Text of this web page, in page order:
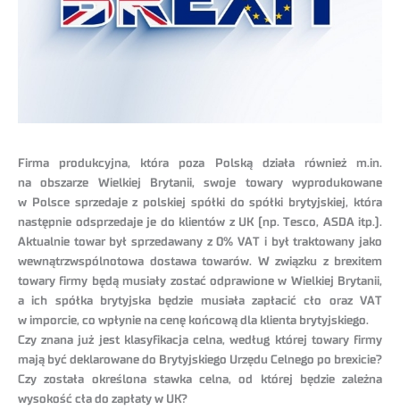
Firma produkcyjna, która poza Polską działa również m.in.
na obszarze Wielkiej Brytanii, swoje towary wyprodukowane
w Polsce sprzedaje z polskiej spółki do spółki brytyjskiej, która
następnie odsprzedaje je do klientów z UK (np. Tesco, ASDA itp.).
Aktualnie towar był sprzedawany z 0% VAT i był traktowany jako
wewnątrzwspólnotowa dostawa towarów. W związku z brexitem
towary firmy będą musiały zostać odprawione w Wielkiej Brytanii,
a ich spółka brytyjska będzie musiała zapłacić cło oraz VAT
w imporcie, co wpłynie na cenę końcową dla klienta brytyjskiego.
Czy znana już jest klasyfikacja celna, według której towary firmy
mają być deklarowane do Brytyjskiego Urzędu Celnego po brexicie?
Czy została określona stawka celna, od której będzie zależna
wysokość cła do zapłaty w UK?